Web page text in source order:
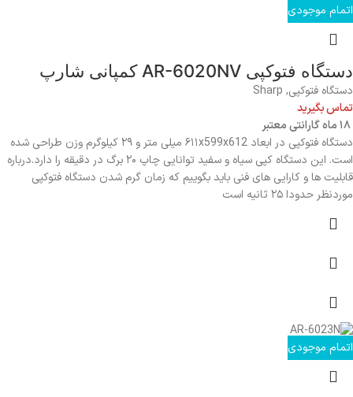
اتمام موجودی
دستگاه فتوکپی AR-6020NV کمپانی شارپ
دستگاه فتوکپی,
Sharp
تماس بگیرید
دستگاه فتوکپی در ابعاد ۶۱۱x599x612 میلی متر
و ۲۹ کیلوگرم وزن طراحی شده
است. این دستگاه کپی سیاه و سفید توانایی چاپ ۲۰ برگ در دقیقه را دارد.درباره
قابلیت ها و کارایی های فنی باید بگوییم که زمان گرم شدن دستگاه فتوکپی
موردنظر حدودا ۲۵ ثانیه است
اتمام موجودی